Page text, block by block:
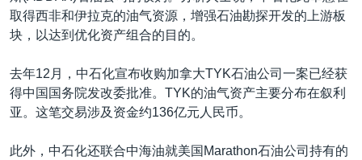
重要讲话与声明
南中国海争端
关注西藏
取得西非和伊拉克的油气资源，增强石油勘探开发的上游板
块，以达到优化资产组合的目的。
去年12月，中石化宣布收购加拿大TYK石油公司一案已经获
得中国国务院发改委批准。TYK的油气资产主要分布在叙利
亚。这笔交易涉及资金约136亿元人民币。
此外，中石化还联合中海油就美国Marathon石油公司持有的